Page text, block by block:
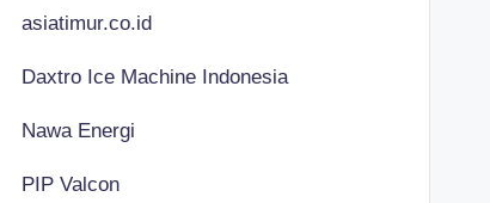
asiatimur.co.id
Daxtro Ice Machine Indonesia
Nawa Energi
PIP Valcon